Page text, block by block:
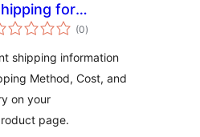
for
(0कुल
रेटिङ्गहरू
)
shipping information
Method, Cost, and
on your
page.